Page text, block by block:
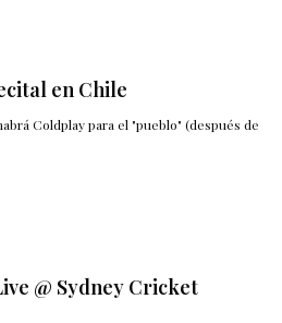
en Chile
Coldplay para el "pueblo" (después de
@ Sydney Cricket